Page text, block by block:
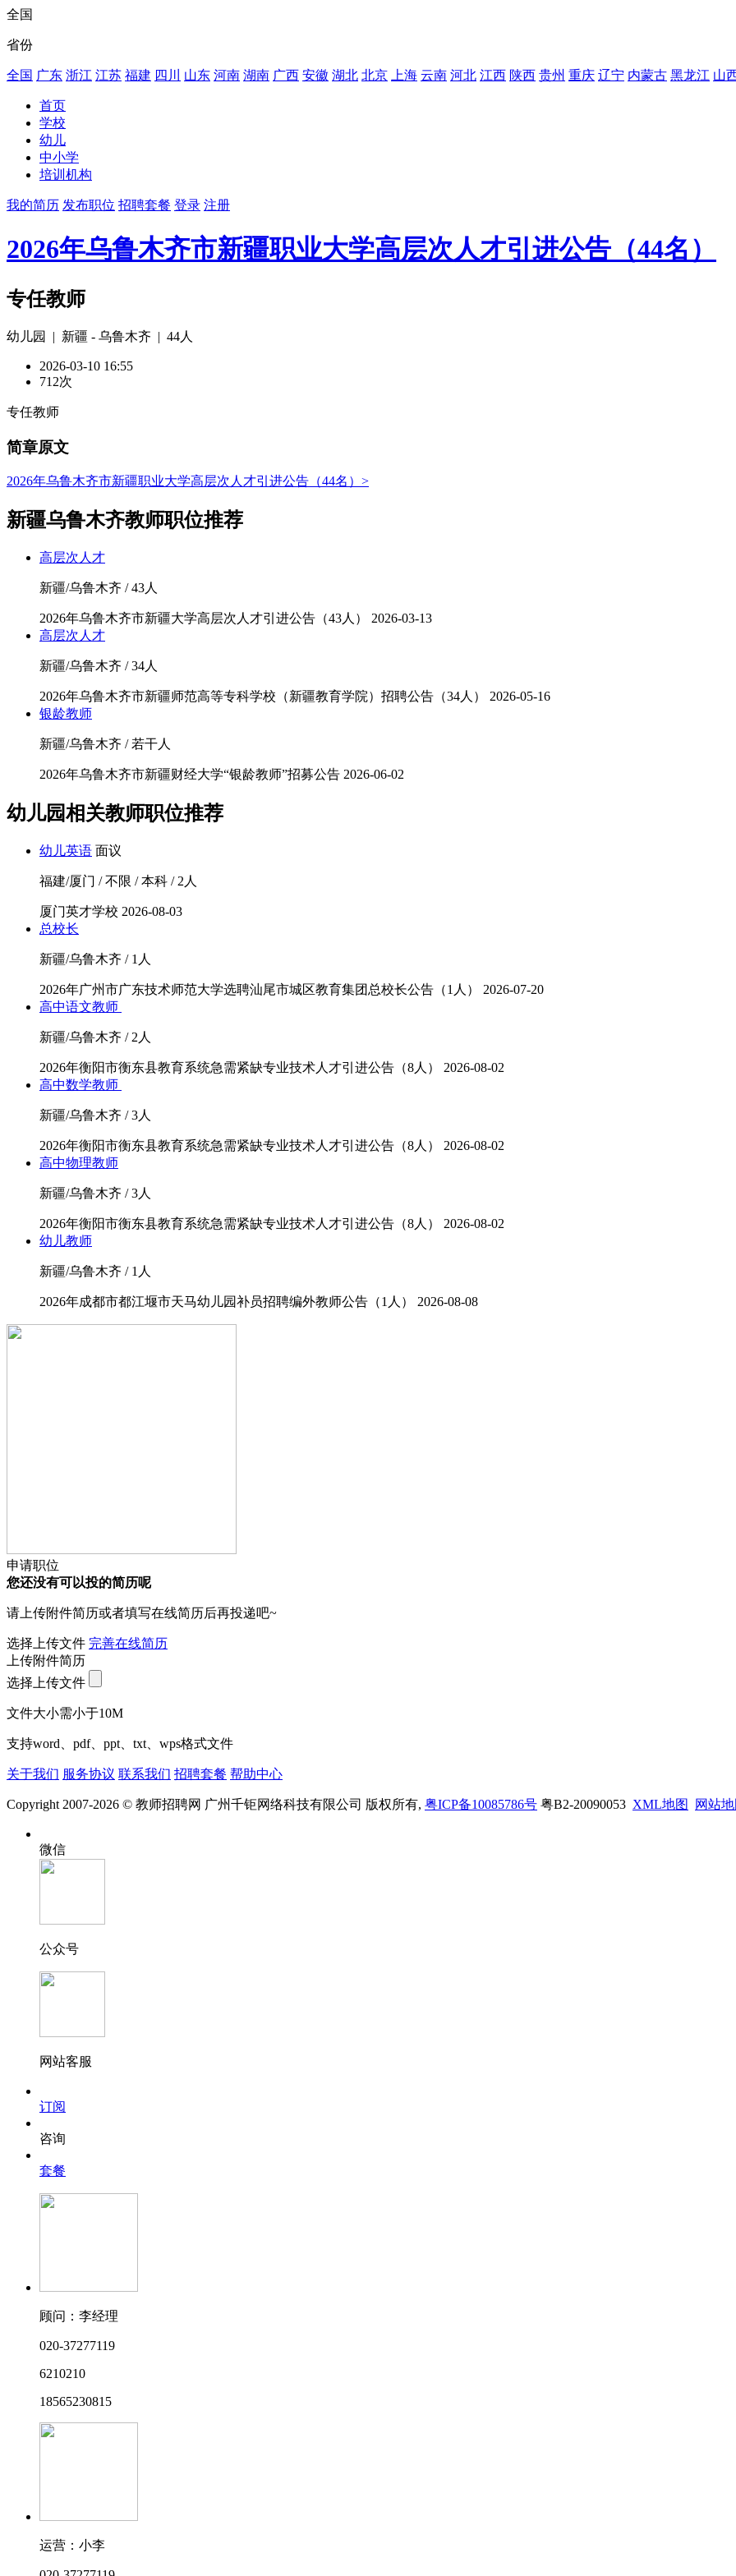
全国
省份
全国 广东 浙江 江苏 福建 四川 山东 河南 湖南 广西 安徽 湖北 北京 上海 云南 河北 江西 陕西 贵州 重庆 辽宁 内蒙古 黑龙江 山
首页
学校
幼儿
中小学
培训机构
我的简历 发布职位 招聘套餐 登录 注册
2026年乌鲁木齐市新疆职业大学高层次人才引进公告（44名）
专任教师
幼儿园 | 新疆 - 乌鲁木齐 | 44人
2026-03-10 16:55
712次
专任教师
简章原文
2026年乌鲁木齐市新疆职业大学高层次人才引进公告（44名） >
新疆乌鲁木齐教师职位推荐
高层次人才
新疆/乌鲁木齐 / 43人
2026年乌鲁木齐市新疆大学高层次人才引进公告（43人）
2026-03-13
高层次人才
新疆/乌鲁木齐 / 34人
2026年乌鲁木齐市新疆师范高等专科学校（新疆教育学院）招聘公告（34人）
2026-05-16
银龄教师
新疆/乌鲁木齐 / 若干人
2026年乌鲁木齐市新疆财经大学“银龄教师”招募公告 2026-06-02
幼儿园相关教师职位推荐
幼儿英语 面议
福建/厦门 / 不限 / 本科 / 2人
厦门英才学校 2026-08-03
总校长
新疆/乌鲁木齐 / 1人
2026年广州市广东技术师范大学选聘汕尾市城区教育集团总校长公告（1人）
2026-07-20
高中语文教师
新疆/乌鲁木齐 / 2人
2026年衡阳市衡东县教育系统急需紧缺专业技术人才引进公告（8人）
2026-08-02
高中数学教师
新疆/乌鲁木齐 / 3人
2026年衡阳市衡东县教育系统急需紧缺专业技术人才引进公告（8人）
2026-08-02
高中物理教师
新疆/乌鲁木齐 / 3人
2026年衡阳市衡东县教育系统急需紧缺专业技术人才引进公告（8人）
2026-08-02
幼儿教师
新疆/乌鲁木齐 / 1人
2026年成都市都江堰市天马幼儿园补员招聘编外教师公告（1人） 2026-08-08
申请职位
您还没有可以投的简历呢
请上传附件简历或者填写在线简历后再投递吧~
选择上传文件 完善在线简历
上传附件简历
选择上传文件
文件大小需小于10M
支持word、pdf、ppt、txt、wps格式文件
关于我们 服务协议 联系我们 招聘套餐 帮助中心
Copyright 2007-2026 © 教师招聘网 广州千钜网络科技有限公司 版权所有, 粤ICP备10085786号 粤B2-20090053 XML地图 网站
微信
公众号
网站客服
订阅
咨询
套餐
顾问：李经理
020-37277119
6210210
18565230815
运营：小李